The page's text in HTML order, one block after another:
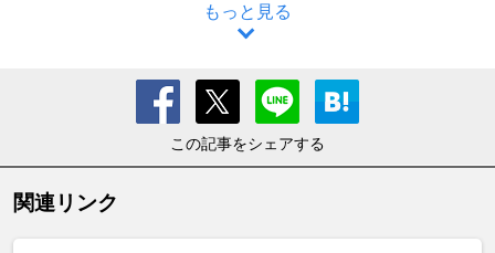
もっと見る
この記事をシェアする
関連リンク